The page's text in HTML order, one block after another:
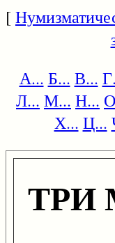
[
А... Б... В...
Л... М... Н...
Х... Ц...
ТРИ